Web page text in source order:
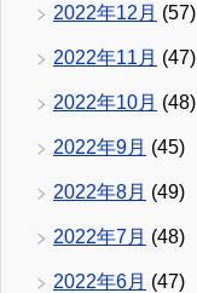
2022年12月 (57)
2022年11月 (47)
2022年10月 (48)
2022年9月 (45)
2022年8月 (49)
2022年7月 (48)
2022年6月 (47)